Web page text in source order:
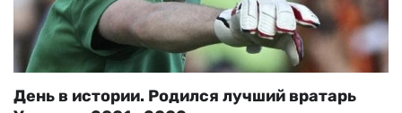
День в истории. Родился лучший вратарь